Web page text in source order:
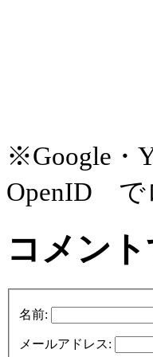
※Google・
OpenID で
コメン
名前:
メールアドレス: